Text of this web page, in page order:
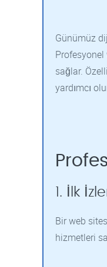
Günümüz
sağlar.
yardımcı
1. İlk
Bir web
hizmetleri